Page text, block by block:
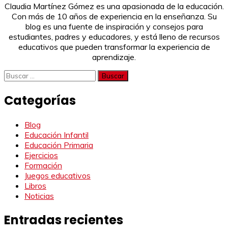
Claudia Martínez Gómez es una apasionada de la educación.
Con más de 10 años de experiencia en la enseñanza. Su
blog es una fuente de inspiración y consejos para
estudiantes, padres y educadores, y está lleno de recursos
educativos que pueden transformar la experiencia de
aprendizaje.
Buscar:
Categorías
Blog
Educación Infantil
Educación Primaria
Ejercicios
Formación
Juegos educativos
Libros
Noticias
Entradas recientes